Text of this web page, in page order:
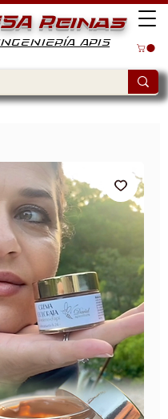
Reinas
APIS